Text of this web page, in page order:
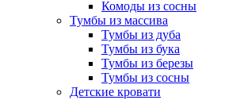
Комоды из сосны
Тумбы из массива
Тумбы из дуба
Тумбы из бука
Тумбы из березы
Тумбы из сосны
Детские кровати